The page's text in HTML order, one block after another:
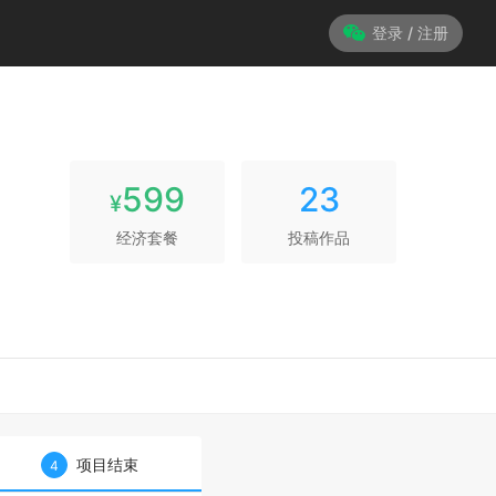
登录 / 注册
¥599
经济套餐
23
投稿作品
4 项目结束